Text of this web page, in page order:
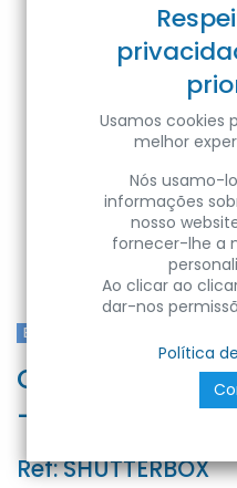
Blebox
Controlador
- µWiFi
Ref:SHUTTERBOX
Usamos cookies
melhor
Nós usamo-
informações
nosso
fornecer-lhe a
Ao clicar ao
dar-nos
Política